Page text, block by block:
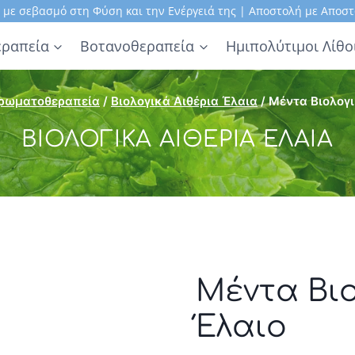
με σεβασμό στη Φύση και την Ενέργειά της | Αποστολή με
Βοτανοθεραπεία Ημιπολύτιμοι
/ Βιολογικά Αιθέρια Έλαια / Μέντα
ΒΙΟΛΟΓΙΚΆ ΑΙΘΈΡΙΑ ΈΛΑΙΑ
Μέντα
Έλαιο